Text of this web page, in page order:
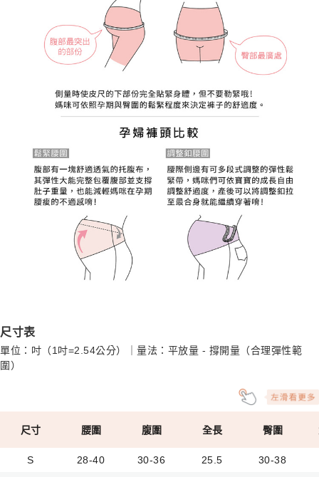
尺寸表
單位：吋（1吋=2.54公分）｜量法：平放量 - 撐開量（合理彈性範
圍）
尺寸 腰圍 腹圍 全長 臀圍
S 28-40 30-36 25.5 30-38